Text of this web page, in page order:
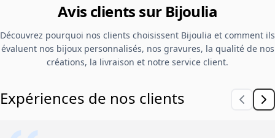
Avis clients sur Bijoulia
Découvrez pourquoi nos clients choisissent Bijoulia et comment ils
évaluent nos bijoux personnalisés, nos gravures, la qualité de nos
créations, la livraison et notre service client.
Expériences de nos clients